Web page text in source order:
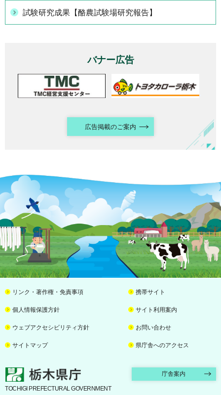
試験研究成果【酪農試験場研究報告】
バナー広告
広告掲載のご案内
リンク・著作権・免責事項 携帯サイト
個人情報保護方針 サイト利用案内
ウェブアクセシビリティ方針 お問い合わせ
サイトマップ 県庁舎へのアクセス
栃木県庁 庁舎案内
TOCHIGI PREFECTURAL GOVERNMENT